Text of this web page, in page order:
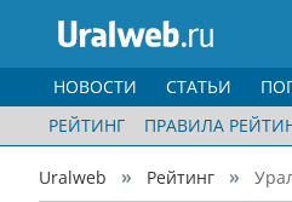
НОВОСТИ СТАТЬИ
РЕЙТИНГ
ПРАВИЛА
Uralweb Рейтинг